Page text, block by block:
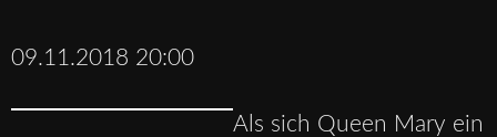
09.11.2018 20:00
Als sich Queen Mary ein